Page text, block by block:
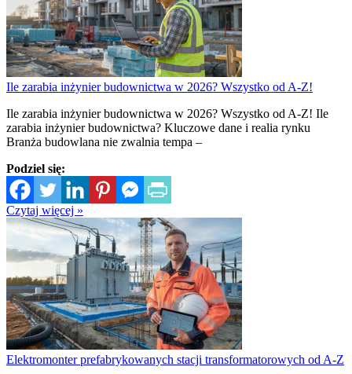
Ile zarabia inżynier budownictwa w 2026? Wszystko od A-Z!
Ile zarabia inżynier budownictwa w 2026? Wszystko od A-Z! Ile
zarabia inżynier budownictwa? Kluczowe dane i realia rynku
Branża budowlana nie zwalnia tempa –
Podziel się:
Czytaj więcej »
Elektromonter prefabrykowanych stacji transformatorowych od A-Z